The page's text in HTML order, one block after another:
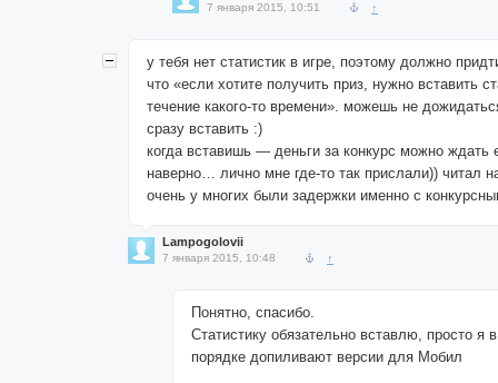
7 января 2015, 10:51 ↑
у тебя нет статистик в игре, поэтому должно
что «если хотите получить приз, нужно вставить
течение какого-то времени». можешь не
сразу вставить :)
когда вставишь — деньги за конкурс можно ждать
наверно… лично мне где-то так прислали)) читал
очень у многих были задержки именно с
Lampogolovii
7 января 2015, 10:48 ↑
Понятно, спасибо.
Статистику обязательно вставлю, просто я
порядке допиливают версии для Мобил